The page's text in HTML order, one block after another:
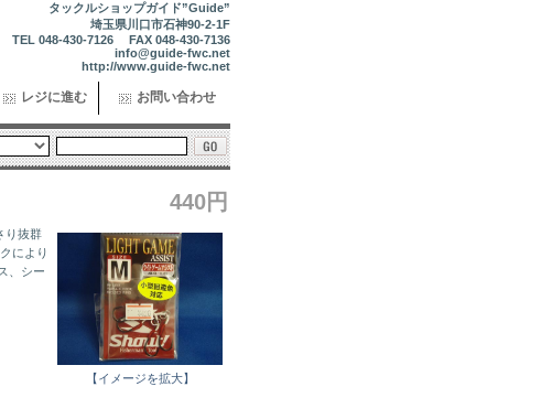
タックルショップガイド”Guide”
埼玉県川口市石神90-2-1F
TEL 048-430-7126 FAX 048-430-7136
info@guide-fwc.net
http://www.guide-fwc.net
レジに進む お問い合わせ
440円
【イメージを拡大】
り抜群
により
、シー